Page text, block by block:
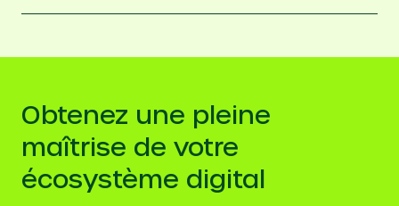
Obtenez une pleine
maîtrise de votre
écosystème digital